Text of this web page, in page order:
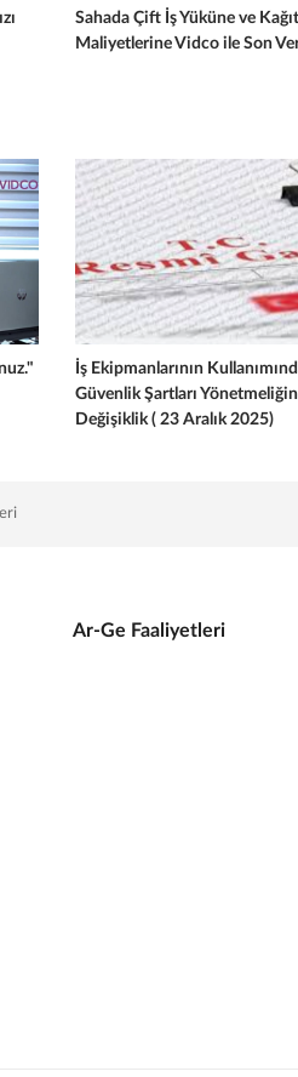
Sahada Çift İş Yüküne ve Kağıt
Maliyetlerine Vidco ile Son
İş Ekipmanlarının
Güvenlik Şartları
Değişiklik ( 23 Aralık 2025)
Ar-Ge Faaliyetleri